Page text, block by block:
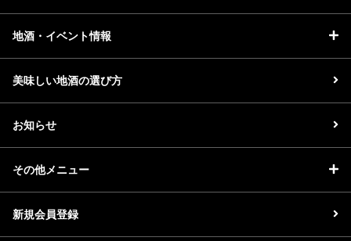
地酒・イベント情報
美味しい地酒の選び方
お知らせ
その他メニュー
新規会員登録